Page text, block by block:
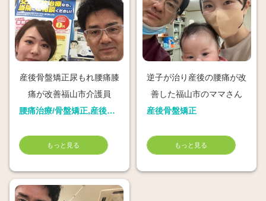
産後骨盤矯正尿もれ腰痛膝
痛が改善福山市介護員
腰痛治療/骨盤矯正,産後骨盤矯正
もっと見る
逆子が治り産後の腰痛が改
善した福山市のママさん
産後骨盤矯正
もっと見る